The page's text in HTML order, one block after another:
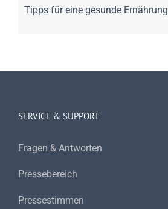
Tipps für eine gesunde Ernährung
SERVICE & SUPPORT
Fragen & Antworten
Pressebereich
Pressestimmen